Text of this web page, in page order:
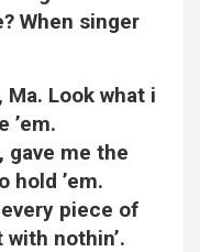
When singer
Look what i
’em.
gave me the
hold ’em.
every piece of
nothin’.